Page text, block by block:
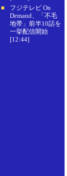
■
フジテレビ On
Demand、「不毛
地帯」前半10話を
一挙配信開始
[12:44]